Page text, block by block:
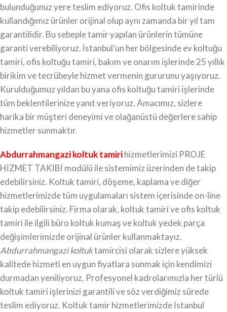
bulunduğunuz yere teslim ediyoruz. Ofis koltuk tamirinde
kullandığımız ürünler orijinal olup aynı zamanda bir yıl tam
garantilidir. Bu sebeple tamir yapılan ürünlerin tümüne
garanti verebiliyoruz. İstanbul’un her bölgesinde ev koltuğu
tamiri, ofis koltuğu tamiri, bakım ve onarım işlerinde 25 yıllık
birikim ve tecrübeyle hizmet vermenin gururunu yaşıyoruz.
Kurulduğumuz yıldan bu yana ofis koltuğu tamiri işlerinde
tüm beklentilerinize yanıt veriyoruz. Amacımız, sizlere
harika bir müşteri deneyimi ve olağanüstü değerlere sahip
hizmetler sunmaktır.
Abdurrahmangazi koltuk tamirihizmetlerimizi PROJE
HİZMET TAKİBİ modülü ile sistemimiz üzerinden de takip
edebilirsiniz. Koltuk tamiri, döşeme, kaplama ve diğer
hizmetlerimizde tüm uygulamaları sistem içerisinde on-line
takip edebilirsiniz. Firma olarak, koltuk tamiri ve ofis koltuk
tamiri ile ilgili büro koltuk kumaş ve koltuk yedek parça
değişimlerimizde orijinal ürünler kullanmaktayız.
Abdurrahmangazi koltuktamircisi olarak sizlere yüksek
kalitede hizmeti en uygun fiyatlara sunmak için kendimizi
durmadan yeniliyoruz. Profesyonel kadrolarımızla her türlü
koltuk tamiri işlerinizi garantili ve söz verdiğimiz sürede
teslim ediyoruz. Koltuk tamir hizmetlerimizde İstanbul